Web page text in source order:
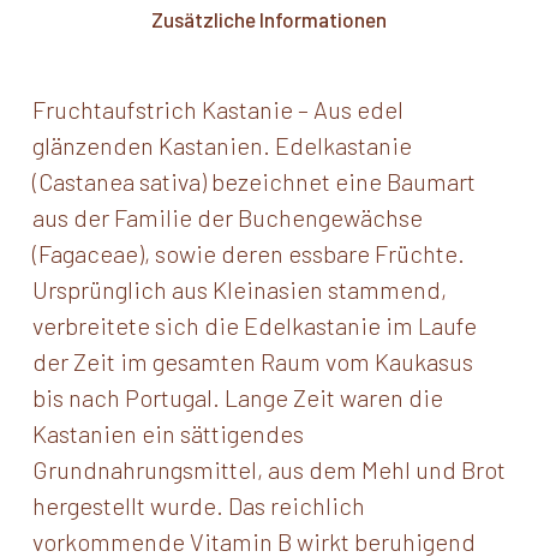
Zusätzliche Informationen
Fruchtaufstrich Kastanie – Aus edel
glänzenden Kastanien. Edelkastanie
(Castanea sativa) bezeichnet eine Baumart
aus der Familie der Buchengewächse
(Fagaceae), sowie deren essbare Früchte.
Ursprünglich aus Kleinasien stammend,
verbreitete sich die Edelkastanie im Laufe
der Zeit im gesamten Raum vom Kaukasus
bis nach Portugal. Lange Zeit waren die
Kastanien ein sättigendes
Grundnahrungsmittel, aus dem Mehl und Brot
hergestellt wurde. Das reichlich
vorkommende Vitamin B wirkt beruhigend